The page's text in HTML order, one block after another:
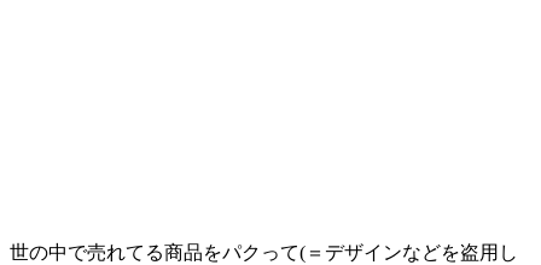
世の中で売れてる商品をパクって(＝デザインなどを盗用し